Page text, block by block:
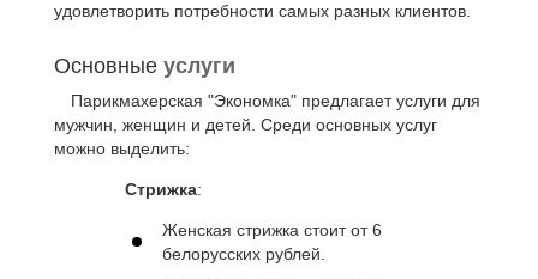
удовлетворить потребности самых разных клиентов.
Основныеуслуги
Парикмахерская "Экономка" предлагает услуги для
мужчин, женщин и детей. Среди основных услуг
можно выделить:
Стрижка:
Женская стрижка стоит от 6
белорусских рублей.